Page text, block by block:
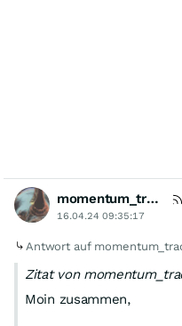
momentum_trader
16.04.24 09:35:17
Antwort auf
Zitat von
Moin zusammen,